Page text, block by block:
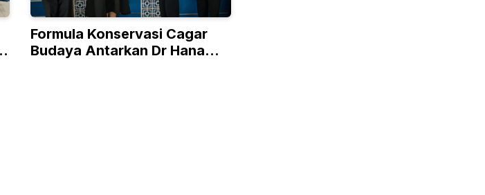
Formula Konservasi Cagar
Budaya Antarkan Dr Hana